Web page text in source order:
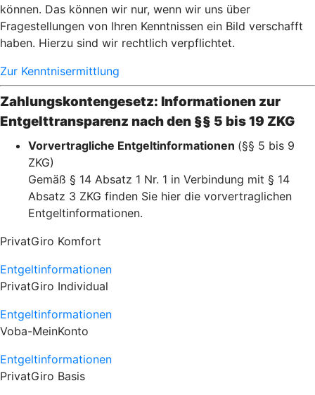
können. Das können wir nur, wenn wir uns über
Fragestellungen von Ihren Kenntnissen ein Bild verschafft
haben. Hierzu sind wir rechtlich verpflichtet.
Zur Kenntnisermittlung
Zahlungskontengesetz: Informationen zur
Entgelttransparenz nach den §§ 5 bis 19 ZKG
Vorvertragliche Entgeltinformationen (§§ 5 bis 9
ZKG)
Gemäß § 14 Absatz 1 Nr. 1 in Verbindung mit § 14
Absatz 3 ZKG finden Sie hier die vorvertraglichen
Entgeltinformationen.
PrivatGiro Komfort
Entgeltinformationen
PrivatGiro Individual
Entgeltinformationen
Voba-MeinKonto
Entgeltinformationen
PrivatGiro Basis